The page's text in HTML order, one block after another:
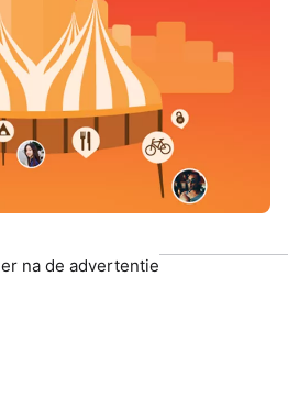
na de advertentie